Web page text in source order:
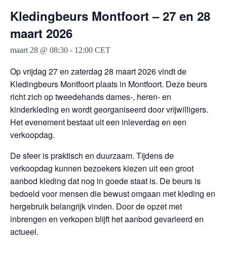
Kledingbeurs Montfoort – 27 en 28
maart 2026
maart 28 @ 08:30 - 12:00 CET
Op vrijdag 27 en zaterdag 28 maart 2026 vindt de
Kledingbeurs Montfoort plaats in Montfoort. Deze beurs
richt zich op tweedehands dames-, heren- en
kinderkleding en wordt georganiseerd door vrijwilligers.
Het evenement bestaat uit een inleverdag en een
verkoopdag.
De sfeer is praktisch en duurzaam. Tijdens de
verkoopdag kunnen bezoekers kiezen uit een groot
aanbod kleding dat nog in goede staat is. De beurs is
bedoeld voor mensen die bewust omgaan met kleding en
hergebruik belangrijk vinden. Door de opzet met
inbrengen en verkopen blijft het aanbod gevarieerd en
actueel.